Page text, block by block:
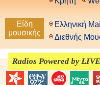
Είδη
μουσικής
Ελληνική
Διεθνής
Radios Powered by